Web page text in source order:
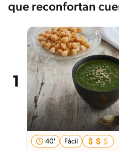
que reconfortan
40' Fácil